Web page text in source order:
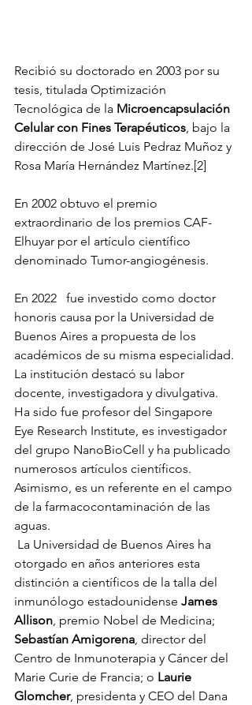
Recibió su doctorado en 2003 por su
tesis, titulada Optimización
Tecnológica de la Microencapsulación
Celular con Fines Terapéuticos, bajo la
dirección de José Luis Pedraz Muñoz y
Rosa María Hernández Martínez.[2]
En 2002 obtuvo el premio
extraordinario de los premios CAF-
Elhuyar por el artículo científico
denominado Tumor-angiogénesis.
En 2022   fue investido como doctor
honoris causa por la Universidad de
Buenos Aires a propuesta de los
académicos de su misma especialidad.
La institución destacó su labor
docente, investigadora y divulgativa.
Ha sido fue profesor del Singapore
Eye Research Institute, es investigador
del grupo NanoBioCell y ha publicado
numerosos artículos científicos.
Asimismo, es un referente en el campo
de la farmacocontaminación de las
aguas.
otorgado en años anteriores esta
distinción a científicos de la talla del
inmunólogo estadounidense James
Allison, premio Nobel de Medicina;
Sebastían Amigorena, director del
Centro de Inmunoterapia y Cáncer del
Marie Curie de Francia; o Laurie
Glomcher, presidenta y CEO del Dana